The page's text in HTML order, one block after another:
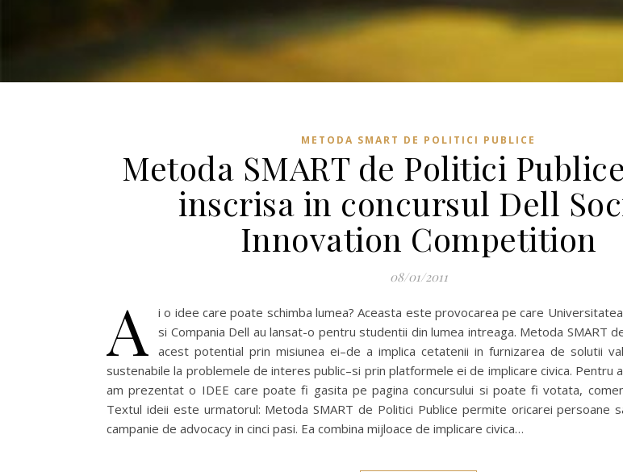
METODA SMART DE POLITICI PUBLICE
Metoda SMART de Politici
inscrisa in concursul Dell
Innovation Competition
08/01/2011
A
i o idee care poate schimba lumea? Aceasta este provocarea pe care
si Compania Dell au lansat-o pentru studentii din lumea intreaga. Metoda SMART
acest potential prin misiunea ei–de a implica cetatenii in furnizarea de solutii
sustenabile la problemele de interes public–si prin platformele ei de implicare civica. Pentru
am prezentat o IDEE care poate fi gasita pe pagina concursului si poate fi votata,
Textul ideii este urmatorul: Metoda SMART de Politici Publice permite oricarei persoane
campanie de advocacy in cinci pasi. Ea combina mijloace de implicare civica…